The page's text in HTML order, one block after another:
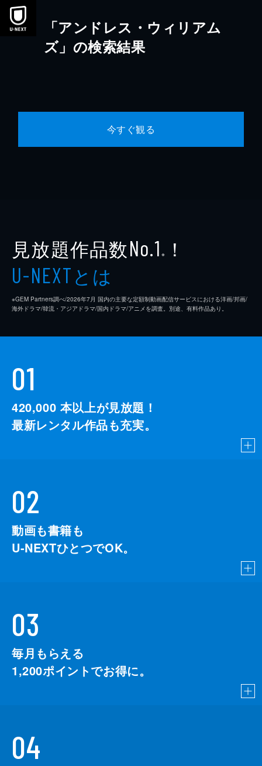
本文へスキップ
「アンドレス・ウィリアム
ズ」の検索結果
今すぐ観る
見放題作品数No.1 ※ ！
U-NEXTとは
※GEM Partners調べ/2026年7⽉ 国内の主要な定額制動画配信サービスにおける洋画/邦画/
海外ドラマ/韓流・アジアドラマ/国内ドラマ/アニメを調査。別途、有料作品あり。
01
420,000 本以上が見放題！
最新レンタル作品も充実。
02
動画も書籍も
U-NEXTひとつでOK。
03
毎月もらえる
1,200ポイントでお得に。
04